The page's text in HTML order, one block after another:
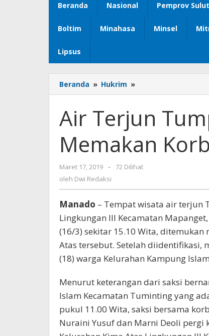
Beranda Nasional Pemprov Sulut
Boltim Minahasa Minsel
Lipsus
Beranda » Hukrim »
Terjun
Kima
Atas
Kembali
Memakan
Jiwa
Air Terjun
Memakan
Maret 17, 2019
oleh
Dwi
-
72 Dilihat
oleh Dwi Redaksi
Manado – Tempat wisata air terjun
Lingkungan III Kecamatan
(16/3) sekitar 15.10 Wita,
Atas tersebut. Setelah diidentifikasi,
(18) warga Kelurahan Kampung
Menurut keterangan dari saksi
Islam Kecamatan Tuminting yang
pukul 11.00 Wita, saksi bersama
Nuraini Yusuf dan Marni Deoli